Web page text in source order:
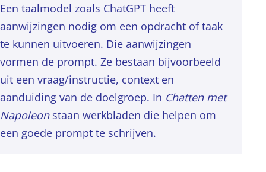
Een taalmodel zoals ChatGPT heeft
aanwijzingen nodig om een opdracht of taak
te kunnen uitvoeren. Die aanwijzingen
vormen de prompt. Ze bestaan bijvoorbeeld
uit een vraag/instructie, context en
aanduiding van de doelgroep. In Chatten met
Napoleonstaan werkbladen die helpen om
een goede prompt te schrijven.